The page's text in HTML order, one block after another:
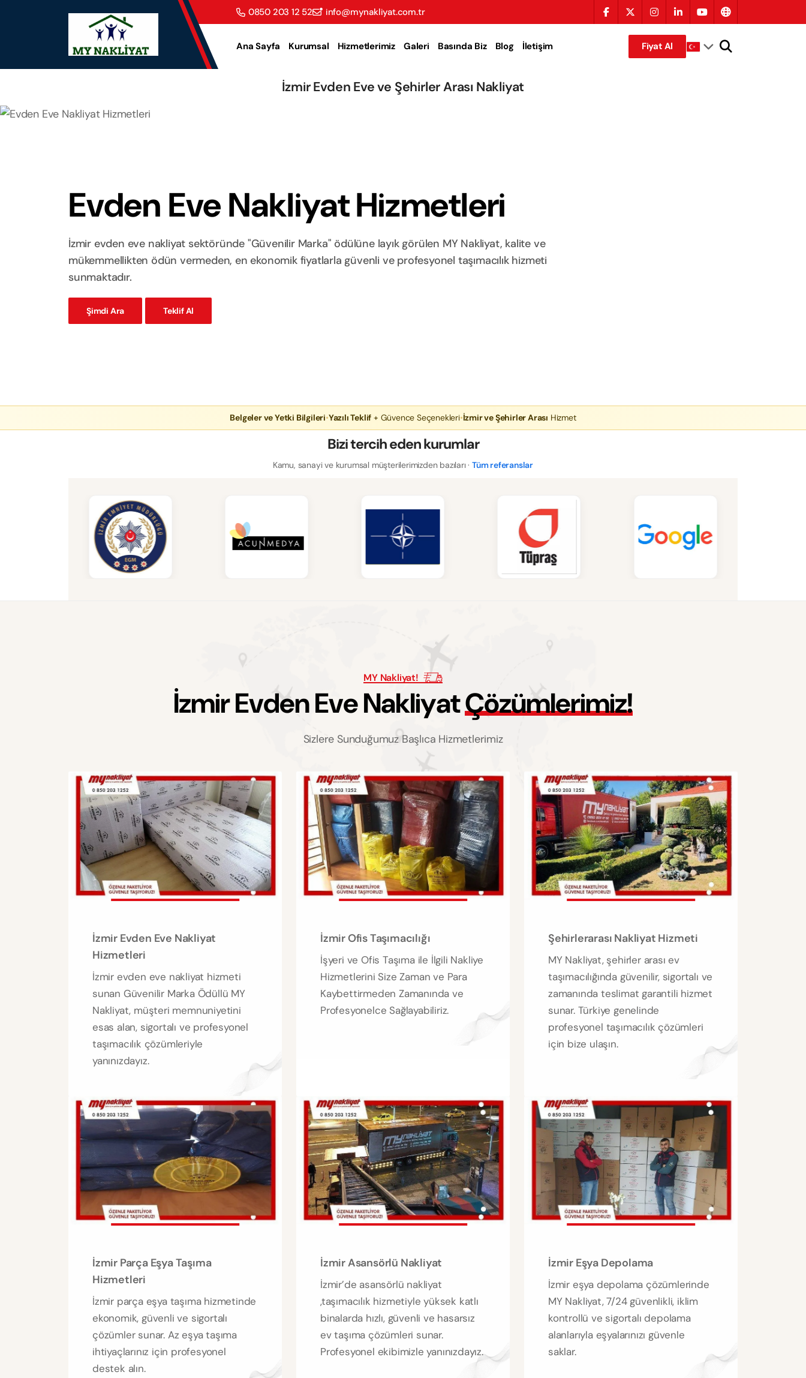
0850 203 12 52 info@mynakliyat.com.tr
Ana Sayfa Kurumsal Hizmetlerimiz Galeri Basında Biz Blog İletişim Fiyat Al
İzmir Evden Eve ve Şehirler Arası Nakliyat
Evden Eve Nakliyat Hizmetleri
İzmir evden eve nakliyat sektöründe "Güvenilir Marka" ödülüne layık görülen MY Nakliyat, kalite ve
mükemmellikten ödün vermeden, en ekonomik fiyatlarla güvenli ve profesyonel taşımacılık hizmeti
sunmaktadır.
Şimdi Ara Teklif Al
Belgeler ve Yetki Bilgileri•Yazılı Teklif + Güvence Seçenekleri•İzmir ve Şehirler Arası Hizmet
Bizi tercih eden kurumlar
Kamu, sanayi ve kurumsal müşterilerimizden bazıları ·Tüm referanslar
MY Nakliyat!
İzmirEvdenEveNakliyatÇözümlerimiz!
Sizlere Sunduğumuz Başlıca Hizmetlerimiz
İzmir Evden Eve Nakliyat
Hizmetleri
İzmir evden eve nakliyat hizmeti
sunan Güvenilir Marka Ödüllü MY
Nakliyat, müşteri memnuniyetini
esas alan, sigortalı ve profesyonel
taşımacılık çözümleriyle
yanınızdayız.
İzmir Ofis Taşımacılığı
İşyeri ve Ofis Taşıma ile İlgili Nakliye
Hizmetlerini Size Zaman ve Para
Kaybettirmeden Zamanında ve
Profesyonelce Sağlayabiliriz.
Şehirlerarası Nakliyat Hizmeti
MY Nakliyat, şehirler arası ev
taşımacılığında güvenilir, sigortalı ve
zamanında teslimat garantili hizmet
sunar. Türkiye genelinde
profesyonel taşımacılık çözümleri
için bize ulaşın.
İzmir Parça Eşya Taşıma
Hizmetleri
İzmir parça eşya taşıma hizmetinde
ekonomik, güvenli ve sigortalı
çözümler sunar. Az eşya taşıma
ihtiyaçlarınız için profesyonel
destek alın.
İzmir Asansörlü Nakliyat
İzmir’de asansörlü nakliyat
,taşımacılık hizmetiyle yüksek katlı
binalarda hızlı, güvenli ve hasarsız
ev taşıma çözümleri sunar.
Profesyonel ekibimizle yanınızdayız.
İzmir Eşya Depolama
İzmir eşya depolama çözümlerinde
MY Nakliyat, 7/24 güvenlikli, iklim
kontrollü ve sigortalı depolama
alanlarıyla eşyalarınızı güvenle
saklar.